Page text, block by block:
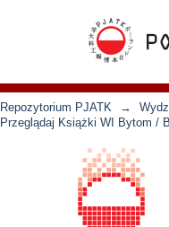
Repozytorium PJATK →
Przeglądaj Książki WI Bytom /